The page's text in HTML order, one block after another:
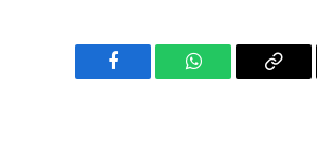
Facebook WhatsAppCopy